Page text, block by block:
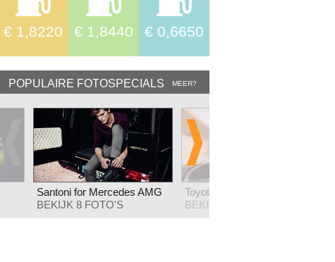
€ 1,8220 € 1,8440 € 0,6650
POPULAIRE FOTOSPECIALS MEER?
Santoni for Mercedes AMG
BEKIJK 8 FOTO'S
Toyota Verso
BEKIJK 84 FOTO'S